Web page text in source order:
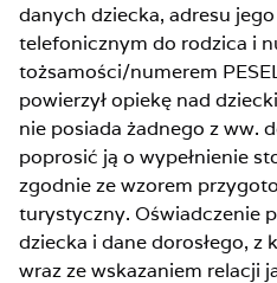
danych dziecka, adresu
telefonicznym do rodzica i
tożsamości/numerem
powierzył opiekę nad
nie posiada żadnego z ww.
poprosić ją o wypełnienie
zgodnie ze wzorem
turystyczny. Oświadczenie
dziecka i dane dorosłego,
wraz ze wskazaniem relacji